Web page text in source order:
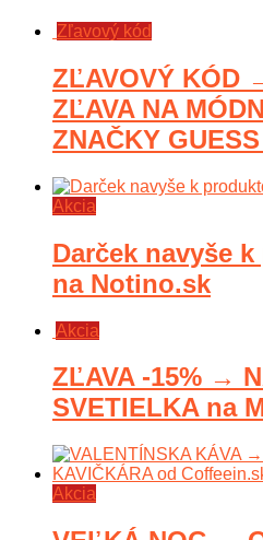
Zľavový kód
ZĽAVOVÝ KÓD
ZĽAVA NA
ZNAČKY
Akcia
Darček navyše
na Notino.sk
Akcia
ZĽAVA -15% →
SVETIELKA na
Akcia